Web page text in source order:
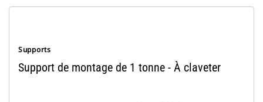
Supports
Support de montage de 1 tonne - À claveter